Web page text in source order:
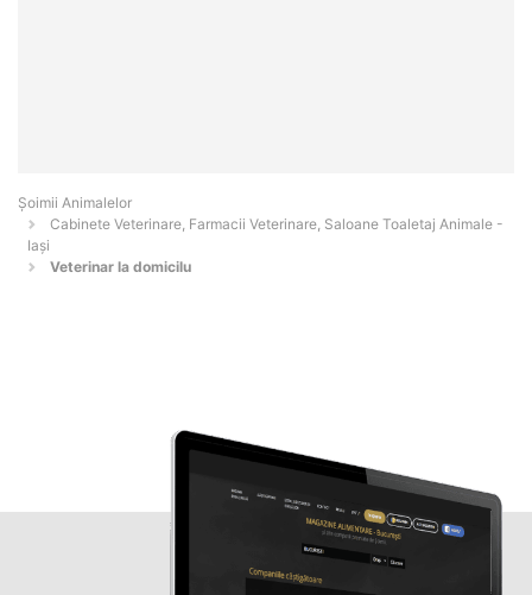
Şoimii Animalelor
Cabinete Veterinare, Farmacii Veterinare, Saloane Toaletaj Animale -
Iaşi
Veterinar la domicilu